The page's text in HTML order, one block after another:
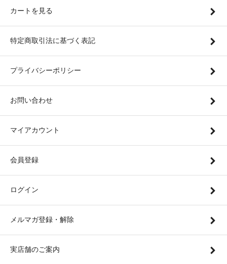
カートを見る
特定商取引法に基づく表記
プライバシーポリシー
お問い合わせ
マイアカウント
会員登録
ログイン
メルマガ登録・解除
実店舗のご案内